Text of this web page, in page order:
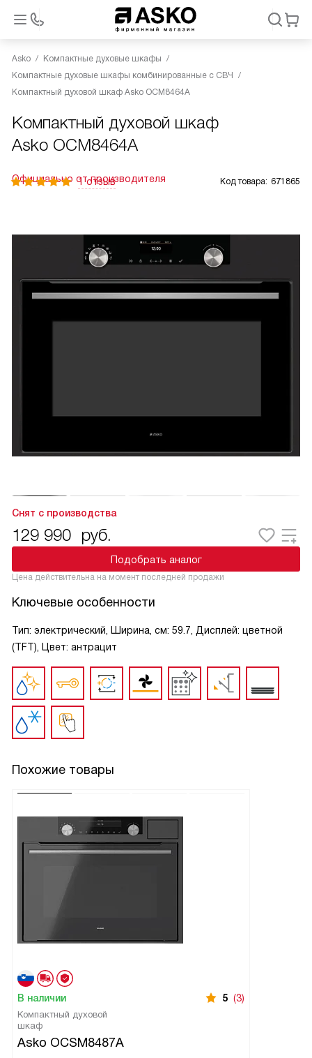
Asko
Компактные духовые шкафы
Компактные духовые шкафы комбинированные с СВЧ
Компактный духовой шкаф Asko OCM8464A
Компактный духовой шкаф
Asko OCM8464A
Официально от производителя
1 отзыв Код товара: 671865
Снят с производства
129 990 руб.
Подобрать аналог
Цена действительна на момент последней продажи
Ключевые особенности
Тип: электрический, Ширина, см: 59.7, Дисплей: цветной
(TFT), Цвет: антрацит
Похожие товары
В наличии 5 (3)
Компактный духовой
шкаф
Asko OCSM8487A